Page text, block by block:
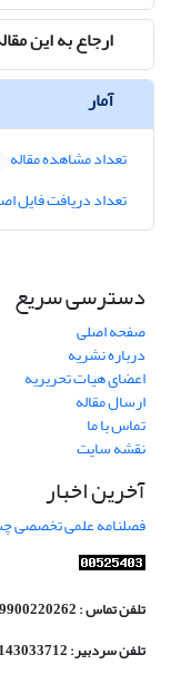
ارجاع به این
آمار
تعداد مشاهده مقاله
تعداد دریافت فایل
دسترسی سریع
صفحه اصلی
درباره نشریه
اعضای هیات تحریریه
ارسال مقاله
تماس با ما
نقشه سایت
آخرین اخبار
فصلنامه علمی تخصصی
تلفن تماس : 09900220262
تلفن سردبیر: 09143033712